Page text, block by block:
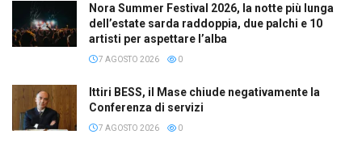
Nora Summer Festival 2026, la notte più lunga
dell’estate sarda raddoppia, due palchi e 10
artisti per aspettare l’alba
7 AGOSTO 2026 0
Ittiri BESS, il Mase chiude negativamente la
Conferenza di servizi
7 AGOSTO 2026 0